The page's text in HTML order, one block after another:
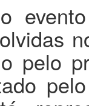
pelo